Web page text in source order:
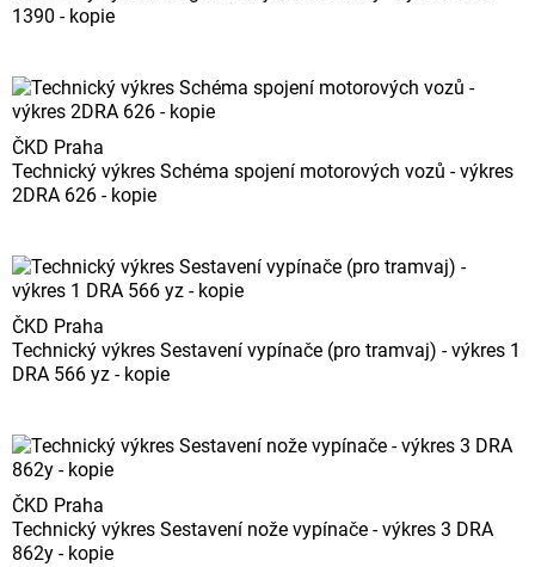
1390 - kopie
ČKD Praha
Technický výkres Schéma spojení motorových vozů - výkres
2DRA 626 - kopie
ČKD Praha
Technický výkres Sestavení vypínače (pro tramvaj) - výkres 1
DRA 566 yz - kopie
ČKD Praha
Technický výkres Sestavení nože vypínače - výkres 3 DRA
862y - kopie